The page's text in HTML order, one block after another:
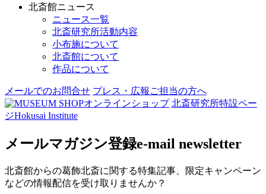
北斎館ニュース
ニュース一覧
北斎研究所活動内容
小布施について
北斎館について
作品について
メールでのお問合せ プレス・広報ご担当の方へ
オンラインショップ 北斎研究所特設ペー
ジHokusai Institute
メールマガジン登録e-mail newsletter
北斎館からの葛飾北斎に関する特集記事、限定キャンペーン
などの情報配信を受け取りませんか？